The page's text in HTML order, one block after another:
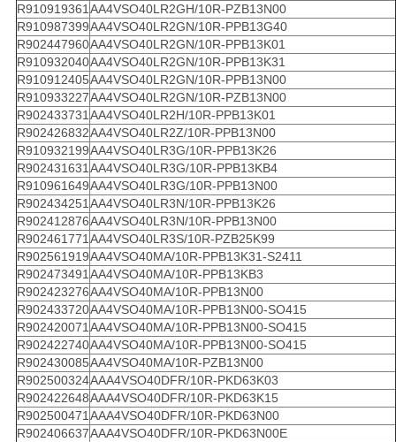
R910919361 AA4VSO40LR2GH/10R-PZB13N00
R910987399AA4VSO40LR2GN/10R-PPB13G40
R902447960AA4VSO40LR2GN/10R-PPB13K01
R910932040AA4VSO40LR2GN/10R-PPB13K31
R910912405AA4VSO40LR2GN/10R-PPB13N00
R910933227AA4VSO40LR2GN/10R-PZB13N00
R902433731 AA4VSO40LR2H/10R-PPB13K01
R902426832AA4VSO40LR2Z/10R-PPB13N00
R910932199AA4VSO40LR3G/10R-PPB13K26
R902431631 AA4VSO40LR3G/10R-PPB13KB4
R910961649AA4VSO40LR3G/10R-PPB13N00
R902434251 AA4VSO40LR3N/10R-PPB13K26
R902412876AA4VSO40LR3N/10R-PPB13N00
R902461771 AA4VSO40LR3S/10R-PZB25K99
R902561919AA4VSO40MA/10R-PPB13K31-S2411
R902473491 AA4VSO40MA/10R-PPB13KB3
R902423276AA4VSO40MA/10R-PPB13N00
R902433720AA4VSO40MA/10R-PPB13N00-SO415
R902420071 AA4VSO40MA/10R-PPB13N00-SO415
R902422740AA4VSO40MA/10R-PPB13N00-SO415
R902430085AA4VSO40MA/10R-PZB13N00
R902500324AAA4VSO40DFR/10R-PKD63K03
R902422648AAA4VSO40DFR/10R-PKD63K15
R902500471 AAA4VSO40DFR/10R-PKD63N00
R902406637AAA4VSO40DFR/10R-PKD63N00E